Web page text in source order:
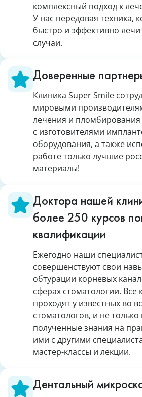
комплексный подход к
У нас передовая техника,
быстро и эффективно
случаи.
Доверенные
Клиника Super Smile
мировыми
лечения и пломбирования
с изготовителями
оборудования, а также
работе только лучшие
материалы!
Доктора нашей
более 250 курсов
квалификации
Ежегодно наши
совершенствуют свои
обтурации корневых
сферах стоматологии. Все
проходят у известных во
стоматологов, и не
полученные знания на
ими с другими
мастер-классы и лекции.
Дентальный